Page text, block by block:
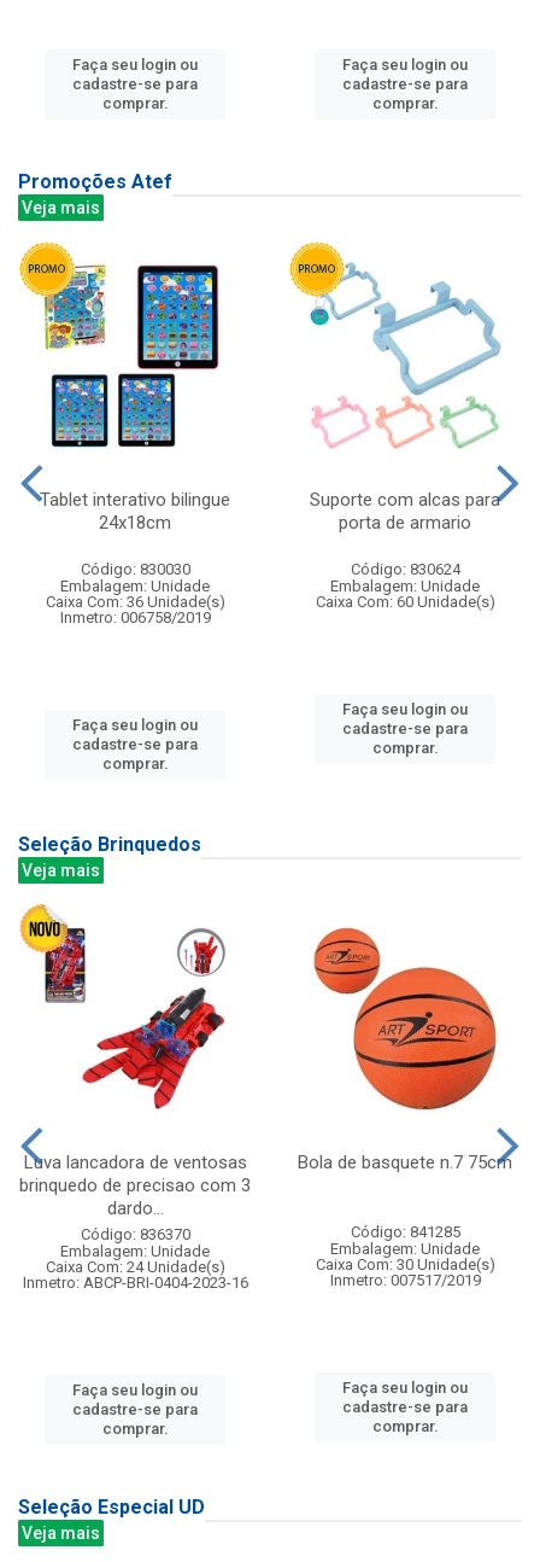
Faça seu login ou
cadastre-se para
comprar.
Faça seu login ou
cadastre-se para
comprar.
Promoções Atef
Veja mais
Tablet interativo bilingue
24x18cm
Código: 830030
Embalagem: Unidade
Caixa Com: 36 Unidade(s)
Inmetro: 006758/2019
Faça seu login ou
cadastre-se para
comprar.
Suporte com alcas para
porta de armario
Código: 830624
Embalagem: Unidade
Caixa Com: 60 Unidade(s)
Faça seu login ou
cadastre-se para
comprar.
Seleção Brinquedos
Veja mais
Luva lancadora de ventosas
brinquedo de precisao com 3
dardo...
Código: 836370
Embalagem: Unidade
Caixa Com: 24 Unidade(s)
Inmetro: ABCP-BRI-0404-2023-16
Faça seu login ou
cadastre-se para
comprar.
Bola de basquete n.7 75cm
Código: 841285
Embalagem: Unidade
Caixa Com: 30 Unidade(s)
Inmetro: 007517/2019
Faça seu login ou
cadastre-se para
comprar.
Seleção Especial UD
Veja mais